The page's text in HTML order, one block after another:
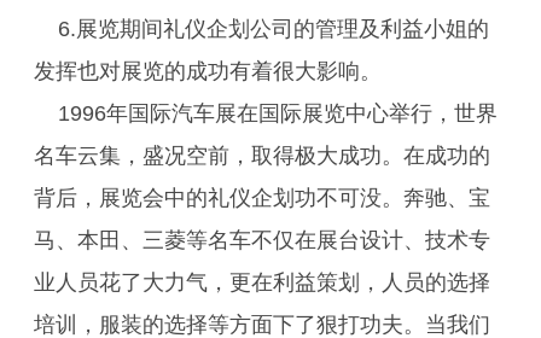
6.展览期间礼仪企划公司的管理及利益小姐的
发挥也对展览的成功有着很大影响。
1996年国际汽车展在国际展览中心举行，世界
名车云集，盛况空前，取得极大成功。在成功的
背后，展览会中的礼仪企划功不可没。奔驰、宝
马、本田、三菱等名车不仅在展台设计、技术专
业人员花了大力气，更在利益策划，人员的选择
培训，服装的选择等方面下了狠打功夫。当我们